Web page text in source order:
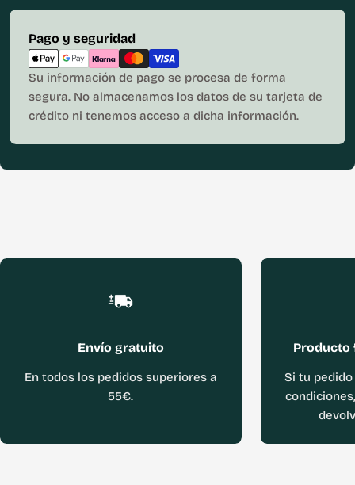
Pago y seguridad
Métodos
de
pago
Su información de pago se procesa de forma
segura. No almacenamos los datos de su tarjeta de
crédito ni tenemos acceso a dicha información.
Envío gratuito
En todos los pedidos superiores a
55€.
Producto
Si tu